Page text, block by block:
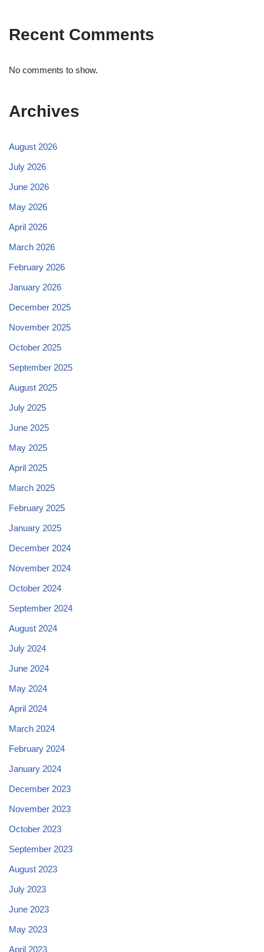
Recent Comments
No comments to show.
Archives
August 2026
July 2026
June 2026
May 2026
April 2026
March 2026
February 2026
January 2026
December 2025
November 2025
October 2025
September 2025
August 2025
July 2025
June 2025
May 2025
April 2025
March 2025
February 2025
January 2025
December 2024
November 2024
October 2024
September 2024
August 2024
July 2024
June 2024
May 2024
April 2024
March 2024
February 2024
January 2024
December 2023
November 2023
October 2023
September 2023
August 2023
July 2023
June 2023
May 2023
April 2023